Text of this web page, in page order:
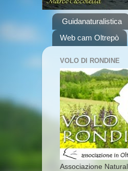
Guidanaturalistica
Web cam Oltrepò
VOLO DI RONDINE
Associazione